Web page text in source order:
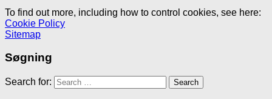
To find out more, including how to control cookies, see here:
Cookie Policy
Sitemap
Søgning
Search for: